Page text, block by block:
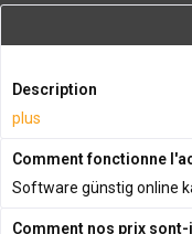
Description
plus
Comment fonctionne
Software günstig online
Comment nos prix